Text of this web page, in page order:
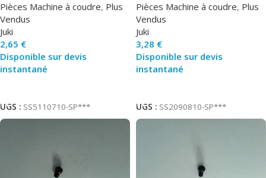
Pièces Machine à coudre, Plus
Vendus
Juki
2,65 €
Disponible sur devis
instantané
UGS : SS5110710-SP***
Pièces Machine à coudre, Plus
Vendus
Juki
3,28 €
Disponible sur devis
instantané
UGS : SS2090810-SP***